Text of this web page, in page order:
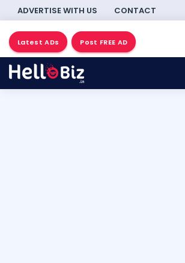
ADVERTISE WITH US CONTACT
Latest ADs Post FREE AD